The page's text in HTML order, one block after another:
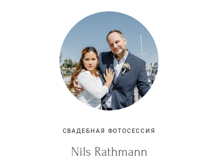
СВАДЕБНАЯ ФОТОСЕССИЯ
Nils Rathmann